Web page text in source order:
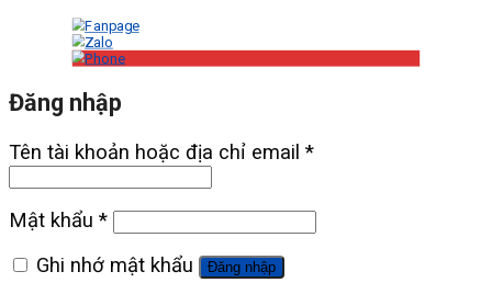
Đăng nhập
Tên tài khoản hoặc địa chỉ email *
Mật khẩu *
Ghi nhớ mật khẩu
Đăng nhập